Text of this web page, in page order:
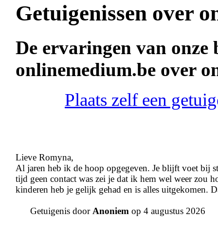
Getuigenissen over
De ervaringen van onze
onlinemedium.be over
Plaats zelf een
Lieve Romyna,
Al jaren heb ik de hoop opgegeven. Je blijft voet bij
tijd geen contact was zei je dat ik hem wel weer zou
kinderen heb je gelijk gehad en is alles uitgekomen.
Getuigenis doorAnoniem op 4 augustus 2026